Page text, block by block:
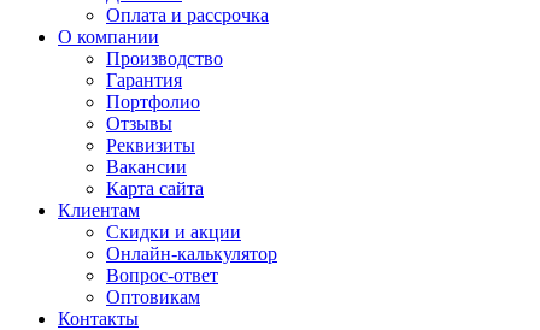
Оплата и рассрочка
О компании
Производство
Гарантия
Портфолио
Отзывы
Реквизиты
Вакансии
Карта сайта
Клиентам
Скидки и акции
Онлайн-калькулятор
Вопрос-ответ
Оптовикам
Контакты